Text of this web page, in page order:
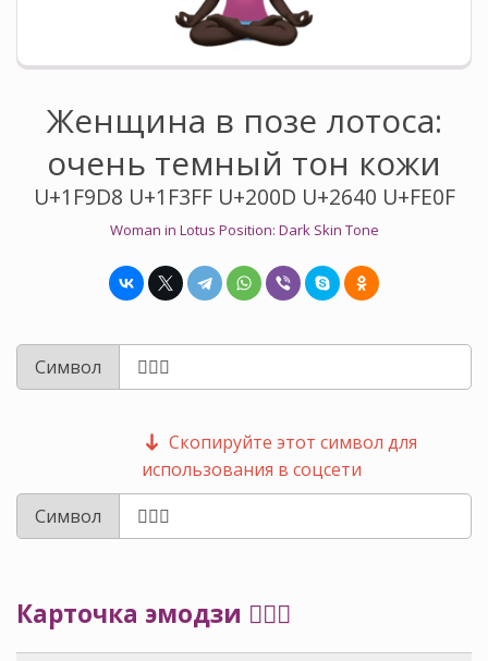
Женщина в позе лотоса:
очень темный тон кожи
U+1F9D8 U+1F3FF U+200D U+2640 U+FE0F
Woman in Lotus Position: Dark Skin Tone
Символ
Скопируйте этот символ для
использования в соцсети
Символ
Карточка эмодзи 🧘🏿‍♀️